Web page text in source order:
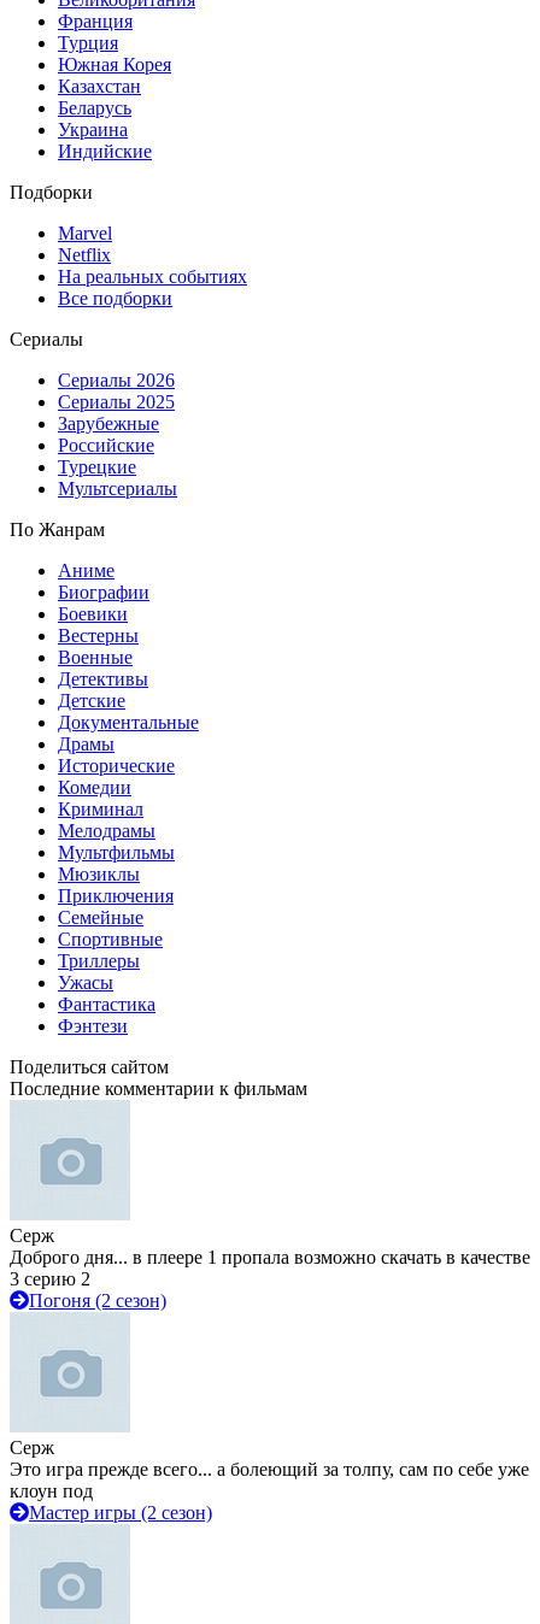
Франция
Турция
Южная Корея
Казахстан
Беларусь
Украина
Индийские
Подборки
Marvel
Netflix
На реальных событиях
Все подборки
Сериалы
Сериалы 2026
Сериалы 2025
Зарубежные
Российские
Турецкие
Мультсериалы
По Жанрам
Аниме
Биографии
Боевики
Вестерны
Военные
Детективы
Детские
Документальные
Драмы
Исторические
Комедии
Криминал
Мелодрамы
Мультфильмы
Мюзиклы
Приключения
Семейные
Спортивные
Триллеры
Ужасы
Фантастика
Фэнтези
Поделиться сайтом
Последние комментарии к фильмам
Серж
Доброго дня... в плеере 1 пропала возможно скачать в качестве
3 серию 2
Погоня (2 сезон)
Серж
Это игра прежде всего... а болеющий за толпу, сам по себе уже
клоун под
Мастер игры (2 сезон)